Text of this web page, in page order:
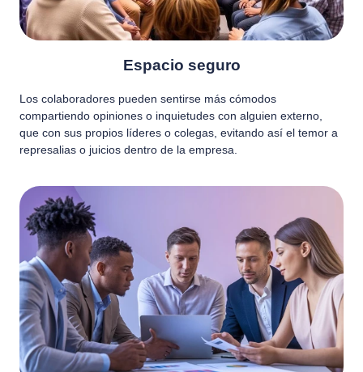
Espacio seguro
Los colaboradores pueden sentirse más cómodos
compartiendo opiniones o inquietudes con alguien externo,
que con sus propios líderes o colegas, evitando así el temor a
represalias o juicios dentro de la empresa.